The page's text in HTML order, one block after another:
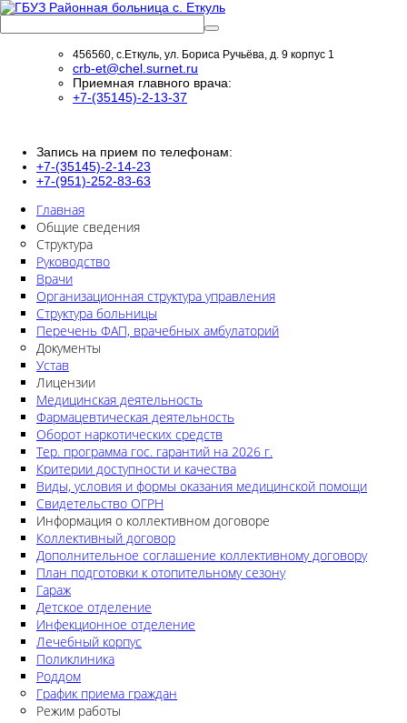
456560, с.Еткуль, ул. Бориса Ручьёва, д. 9 корпус 1
crb-et@chel.surnet.ru
Приемная главного врача:
+7-(35145)-2-13-37
Запись на прием по телефонам:
+7-(35145)-2-14-23
+7-(951)-252-83-63
Главная
Общие сведения
Структура
Руководство
Врачи
Организационная структура управления
Структура больницы
Перечень ФАП, врачебных амбулаторий
Документы
Устав
Лицензии
Медицинская деятельность
Фармацевтическая деятельность
Оборот наркотических средств
Тер. программа гос. гарантий на 2026 г.
Критерии доступности и качества
Виды, условия и формы оказания медицинской помощи
Свидетельство ОГРН
Информация о коллективном договоре
Коллективный договор
Дополнительное соглашение коллективному договору
План подготовки к отопительному сезону
Гараж
Детское отделение
Инфекционное отделение
Лечебный корпус
Поликлиника
Роддом
График приема граждан
Режим работы